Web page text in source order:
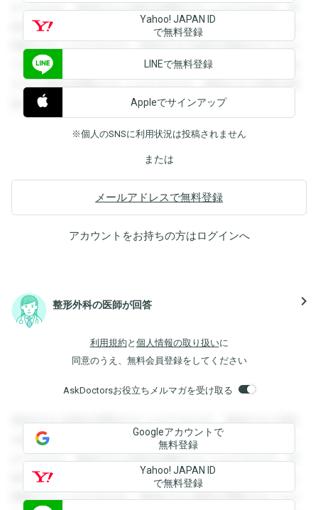
ができます。登録すると回答を閲覧することができます。登
録すると回答を閲覧することができます。登録すると回答を
閲覧することができます。登録すると回答を閲覧することが
できます。登録すると回答を閲覧することができます。登録
すると回答を閲覧することができます。登録すると回答を閲
覧することができます。
Yahoo! JAPAN ID
で無料登録
LINEで無料登録
Appleでサインアップ
※個人のSNSに利用状況は投稿されません
または
メールアドレスで無料登録
アカウントをお持ちの方はログインへ
整形外科の医師が回答 navigate_next
利用規約 と 個人情報の取り扱いに
同意のうえ、無料会員登録をしてください
AskDoctorsお役立ちメルマガを受け取る
登録すると回答を閲覧することができます。登録すると回答
を閲覧することができます。登録すると回答を閲覧すること
ができます。登録すると回答を閲覧することができます。登
録すると回答を閲覧することができます。登録すると回答を
閲覧することができます。登録すると回答を閲覧することが
Googleアカウントで
無料登録
Yahoo! JAPAN ID
で無料登録